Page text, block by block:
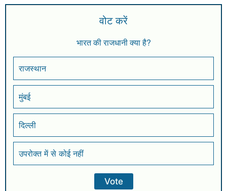
वोट करें
भारत की राजधानी क्या है?
राजस्थान
मुंबई
दिल्ली
उपरोक्त में से कोई नहीं